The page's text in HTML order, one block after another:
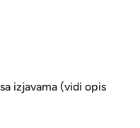
izjavama (vidi opis